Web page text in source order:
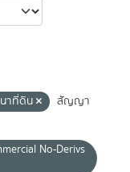
าที่ดิน
สัญญา
No-Derivs